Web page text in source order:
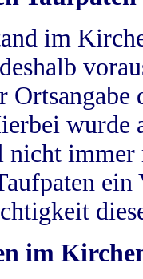
im
wurde
nicht
im